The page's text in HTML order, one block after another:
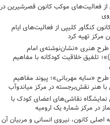
از فعالیت‌های موکب کانون قصرشیرین در
کنگاور کلیپی از فعالیت‌های ایام
مرکز تهیه کرد
طرح هنری «نشان‌نوشته‌ی امام
تلفیق خلاقیت کودکانه با مفاهیم
طرح «سایه مهربانی»؛ پیوند مفاهیم
با هنر نقش‌برجسته در مرکز میاندوآب
نمایشگاه نقاشی‌های اعضای کودک با
در مرکز شماره یک ارومیه
اصلی کانون، نیروی انسانی و مربیان آن